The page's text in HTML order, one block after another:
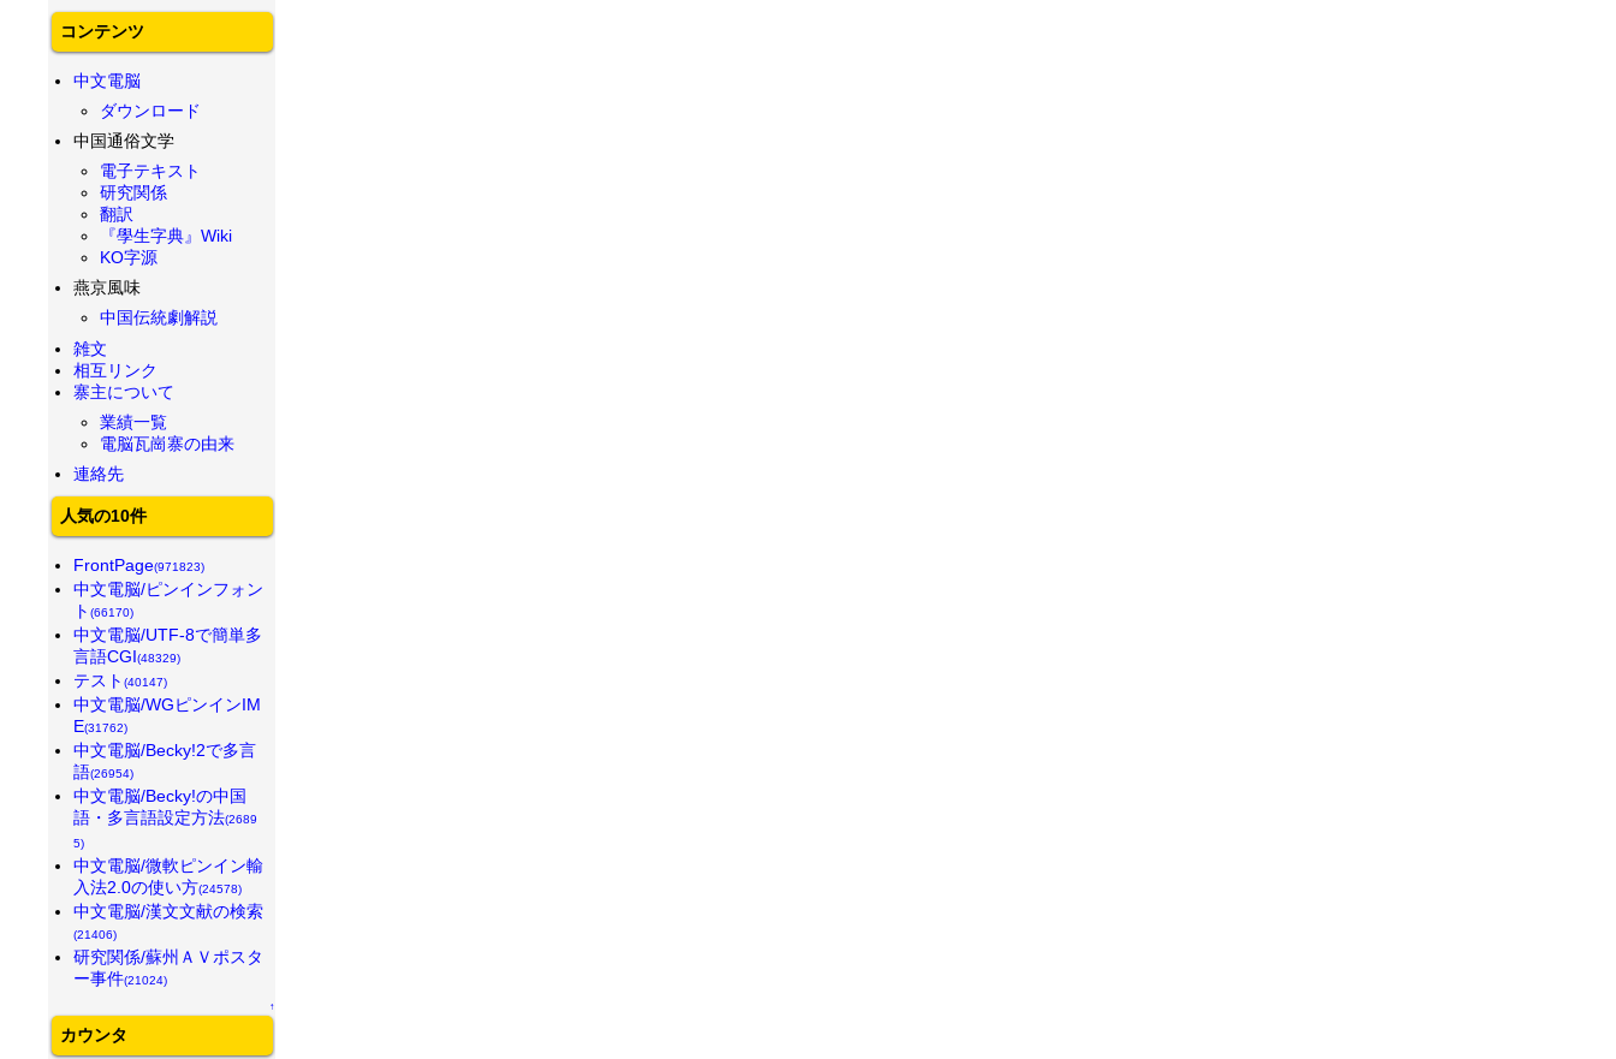
コンテンツ
中文電脳
ダウンロード
中国通俗文学
電子テキスト
研究関係
翻訳
『學生字典』Wiki
KO字源
燕京風味
中国伝統劇解説
雑文
相互リンク
寨主について
業績一覧
電脳瓦崗寨の由来
連絡先
人気の10件
FrontPage(971823)
中文電脳/ピンインフォン
ト(66170)
中文電脳/UTF-8で簡単多
言語CGI(48329)
テスト(40147)
中文電脳/WGピンインIM
E(31762)
中文電脳/Becky!2で多言
語(26954)
中文電脳/Becky!の中国
語・多言語設定方法(2689
5)
中文電脳/微軟ピンイン輸
入法2.0の使い方(24578)
中文電脳/漢文文献の検索
(21406)
研究関係/蘇州ＡＶポスタ
ー事件(21024)
↑
カウンタ